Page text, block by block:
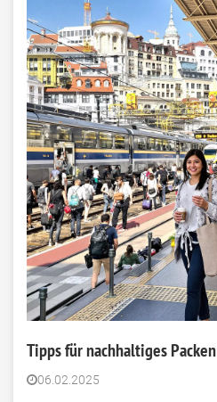
Tipps für nachhaltiges Packen
06.02.2025